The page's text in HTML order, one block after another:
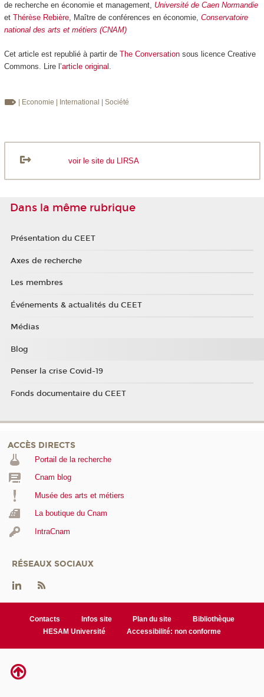
de recherche en économie et management, Université de Caen Normandie
et Thérèse Rebière, Maître de conférences en économie, Conservatoire
national des arts et métiers (CNAM)
Cet article est republié à partir de The Conversationsous licence Creative
Commons. Lire l’article original
| Economie | International | Société
voir le site du LIRSA
Dans la même rubrique
Présentation du CEET
Axes de recherche
Les membres
Événements & actualités du CEET
Médias
Blog
Penser la crise Covid-19
Fonds documentaire du CEET
ACCÈS DIRECTS
Portail de la recherche
Cnam blog
Musée des arts et métiers
La boutique du Cnam
IntraCnam
RÉSEAUX SOCIAUX
Contacts Infos site Plan du site
Bibliothèque
HESAM Université
Accessibilité: non conforme